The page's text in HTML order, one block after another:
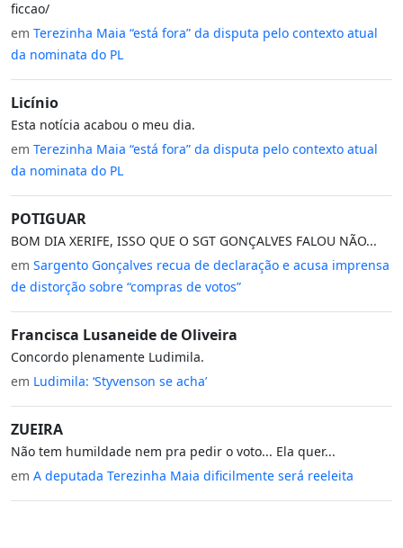
ficcao/
em Terezinha Maia “está fora” da disputa pelo contexto atual
da nominata do PL
Licínio
Esta notícia acabou o meu dia.
em Terezinha Maia “está fora” da disputa pelo contexto atual
da nominata do PL
POTIGUAR
BOM DIA XERIFE, ISSO QUE O SGT GONÇALVES FALOU NÃO...
em Sargento Gonçalves recua de declaração e acusa imprensa
de distorção sobre “compras de votos”
Francisca Lusaneide de Oliveira
Concordo plenamente Ludimila.
em Ludimila: ‘Styvenson se acha’
ZUEIRA
Não tem humildade nem pra pedir o voto... Ela quer...
em A deputada Terezinha Maia dificilmente será reeleita